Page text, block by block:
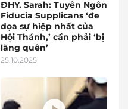
ĐHY. Sarah: Tuyên Ngôn
Fiducia Supplicans ‘đe
dọa sự hiệp nhất của
Hội Thánh,’ cần phải ‘bị
lãng quên’
25.10.2025